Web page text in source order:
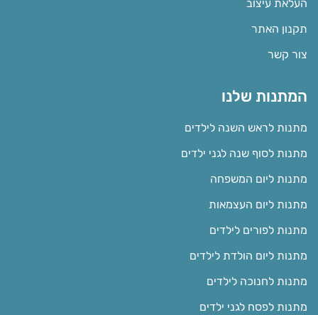
העלאת עיצוב
תקנון האתר
צור קשר
המתנות שלנו
מתנות לראש השנה לילדים
מתנות לסוף שנה לגני ילדים
מתנות ליום המשפחה
מתנות ליום העצמאות
מתנות לפורים לילדים
מתנות ליום הולדת לילדים
מתנות לחנוכה לילדים
מתנות לפסח לגני ילדים